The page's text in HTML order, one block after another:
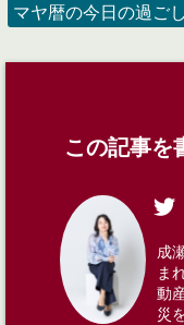
マヤ暦の今日の過ご
この記事を
成
ま
動
災